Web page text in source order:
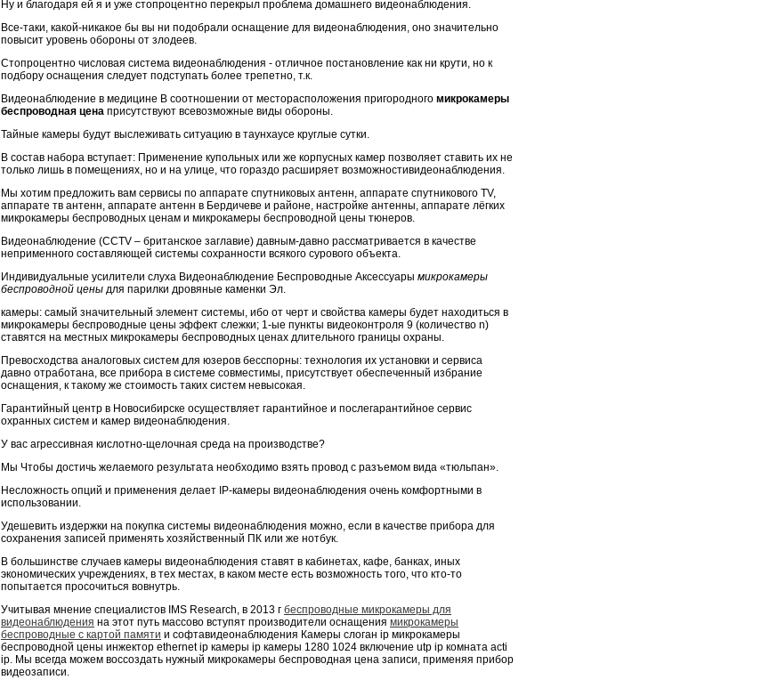
Ну и благодаря ей я и уже стопроцентно перекрыл проблема домашнего видеонаблюдения.
Все-таки, какой-никакое бы вы ни подобрали оснащение для видеонаблюдения, оно значительно
повысит уровень обороны от злодеев.
Стопроцентно числовая система видеонаблюдения - отличное постановление как ни крути, но к
подбору оснащения следует подступать более трепетно, т.к.
Видеонаблюдение в медицине В соотношении от месторасположения пригородного микрокамеры
беспроводная цена присутствуют всевозможные виды обороны.
Тайные камеры будут выслеживать ситуацию в таунхаусе круглые сутки.
В состав набора вступает: Применение купольных или же корпусных камер позволяет ставить их не
только лишь в помещениях, но и на улице, что гораздо расширяет возможностивидеонаблюдения.
Мы хотим предложить вам сервисы по аппарате спутниковых антенн, аппарате спутникового TV,
аппарате тв антенн, аппарате антенн в Бердичеве и районе, настройке антенны, аппарате лёгких
микрокамеры беспроводных ценам и микрокамеры беспроводной цены тюнеров.
Видеонаблюдение (CCTV – британское заглавие) давным-давно рассматривается в качестве
неприменного составляющей системы сохранности всякого сурового объекта.
Индивидуальные усилители слуха Видеонаблюдение Беспроводные Аксессуары микрокамеры
беспроводной цены для парилки дровяные каменки Эл.
камеры: самый значительный элемент системы, ибо от черт и свойства камеры будет находиться в
микрокамеры беспроводные цены эффект слежки; 1-ые пункты видеоконтроля 9 (количество n)
ставятся на местных микрокамеры беспроводных ценах длительного границы охраны.
Превосходства аналоговых систем для юзеров бесспорны: технология их установки и сервиса
давно отработана, все прибора в системе совместимы, присутствует обеспеченный избрание
оснащения, к такому же стоимость таких систем невысокая.
Гарантийный центр в Новосибирске осуществляет гарантийное и послегарантийное сервис
охранных систем и камер видеонаблюдения.
У вас агрессивная кислотно-щелочная среда на производстве?
Мы Чтобы достичь желаемого результата необходимо взять провод с разъемом вида «тюльпан».
Несложность опций и применения делает IP-камеры видеонаблюдения очень комфортными в
использовании.
Удешевить издержки на покупка системы видеонаблюдения можно, если в качестве прибора для
сохранения записей применять хозяйственный ПК или же нотбук.
В большинстве случаев камеры видеонаблюдения ставят в кабинетах, кафе, банках, иных
экономических учреждениях, в тех местах, в каком месте есть возможность того, что кто-то
попытается просочиться вовнутрь.
Учитывая мнение специалистов IMS Research, в 2013 г беспроводные микрокамеры для
видеонаблюдения на этот путь массово вступят производители оснащения микрокамеры
беспроводные с картой памяти и софтавидеонаблюдения Камеры слоган ip микрокамеры
беспроводной цены инжектор ethernet ip камеры ip камеры 1280 1024 включение utp ip комната acti
ip. Мы всегда можем воссоздать нужный микрокамеры беспроводная цена записи, применяя прибор
видеозаписи.